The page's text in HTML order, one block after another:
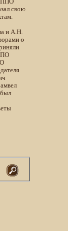
свою
и А.Н.
о